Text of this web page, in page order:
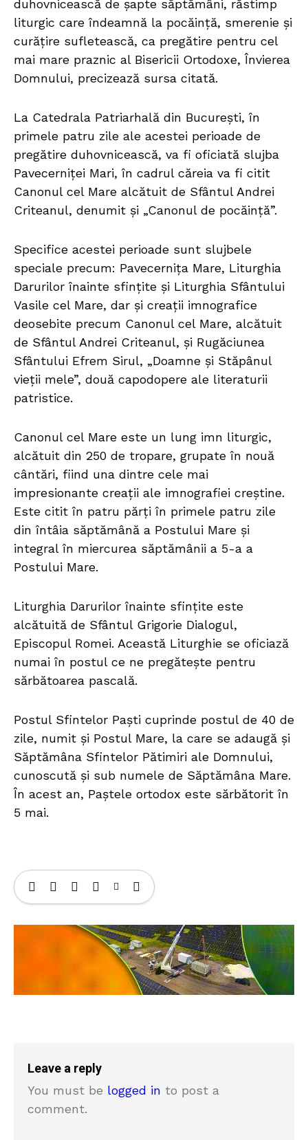
duhovnicească de șapte săptămâni, răstimp
liturgic care îndeamnă la pocăință, smerenie și
curățire sufletească, ca pregătire pentru cel
mai mare praznic al Bisericii Ortodoxe, Învierea
Domnului, precizează sursa citată.
La Catedrala Patriarhală din București, în
primele patru zile ale acestei perioade de
pregătire duhovnicească, va fi oficiată slujba
Pavecerniței Mari, în cadrul căreia va fi citit
Canonul cel Mare alcătuit de Sfântul Andrei
Criteanul, denumit și „Canonul de pocăință”.
Specifice acestei perioade sunt slujbele
speciale precum: Pavecernița Mare, Liturghia
Darurilor îna­inte sfințite și Liturghia Sfântului
Vasile cel Mare, dar și creații imnografice
deosebite precum Canonul cel Mare, alcătuit
de Sfântul Andrei Criteanul, și Rugăciunea
Sfântului Efrem Sirul, „Doamne și Stăpânul
vieții mele”, două capodopere ale literaturii
patristice.
Canonul cel Mare este un lung imn liturgic,
alcătuit din 250 de tropare, grupate în nouă
cântări, fiind una dintre cele mai
impresionante creații ale imnografiei creștine.
Este citit în patru părți în primele patru zile
din întâia săptămână a Postului Mare și
integral în miercurea săptămânii a 5-a a
Postului Mare.
Liturghia Darurilor înainte sfințite este
alcătuită de Sfântul Grigorie Dialogul,
Episcopul Romei. Această Liturghie se oficiază
numai în postul ce ne pregătește pentru
sărbătoarea pascală.
Postul Sfintelor Paști cuprinde postul de 40 de
zile, numit și Postul Mare, la care se adaugă și
Săptămâna Sfintelor Pătimiri ale Domnului,
cunoscută și sub numele de Săptămâna Mare.
În acest an, Paștele ortodox este sărbătorit în
5 mai.
Leave a reply
You must be logged in to post a
comment.